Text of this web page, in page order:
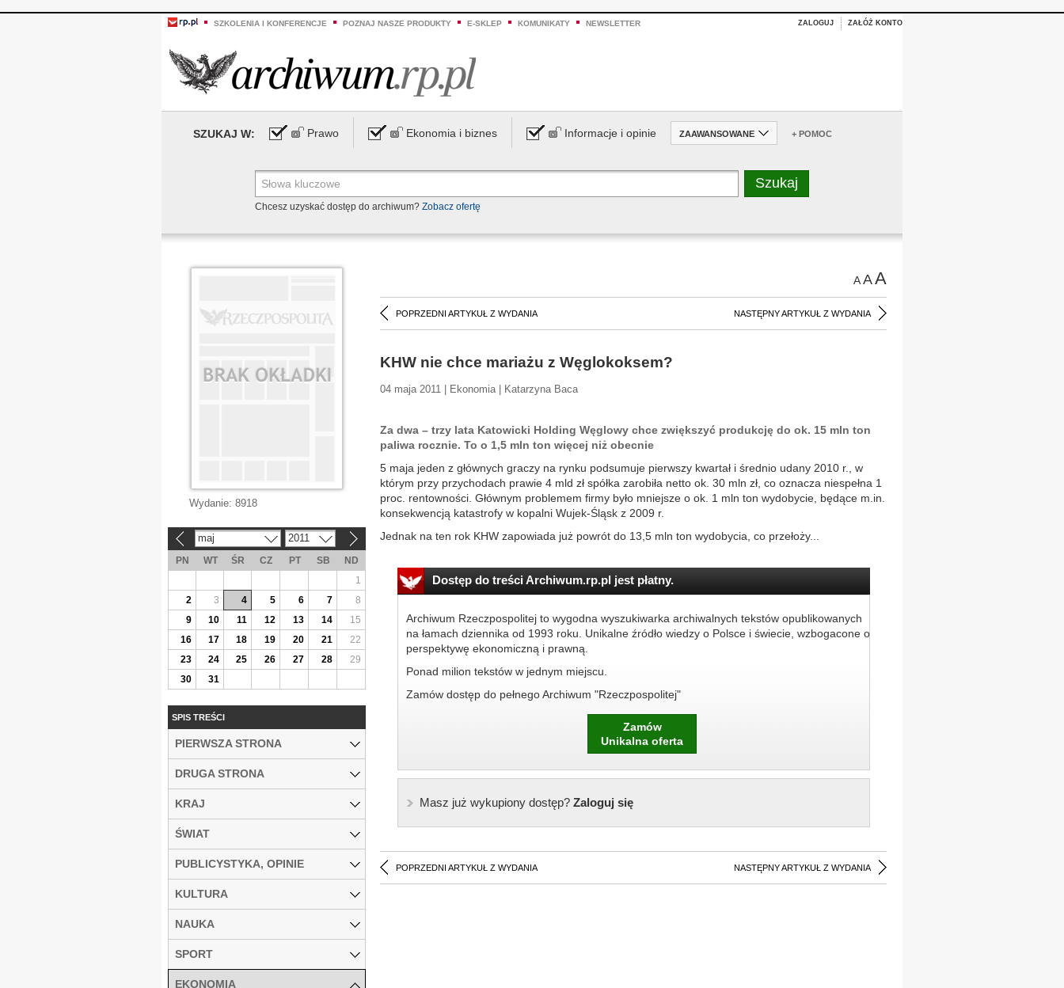
SZKOLENIA I KONFERENCJE POZNAJ NASZE PRODUKTY E-SKLEP KOMUNIKATY NEWSLETTER ZALOGUJ ZAŁÓŻ KONTO
SZUKAJ W: Prawo Ekonomia i biznes Informacje i opinie ZAAWANSOWANE + POMOC
Chcesz uzyskać dostęp do archiwum? Zobacz ofertę
AAA
POPRZEDNI ARTYKUŁ Z WYDANIA NASTĘPNY ARTYKUŁ Z WYDANIA
KHW nie chce mariażu z Węglokoksem?
04 maja 2011 | Ekonomia | Katarzyna Baca
Za dwa – trzy lata Katowicki Holding Węglowy chce zwiększyć produkcję do ok. 15 mln ton
paliwa rocznie. To o 1,5 mln ton więcej niż obecnie
5 maja jeden z głównych graczy na rynku podsumuje pierwszy kwartał i średnio udany 2010 r., w
którym przy przychodach prawie 4 mld zł spółka zarobiła netto ok. 30 mln zł, co oznacza niespełna 1
proc. rentowności. Głównym problemem firmy było mniejsze o ok. 1 mln ton wydobycie, będące m.in.
konsekwencją katastrofy w kopalni Wujek-Śląsk z 2009 r.
Jednak na ten rok KHW zapowiada już powrót do 13,5 mln ton wydobycia, co przełoży...
Dostęp do treści Archiwum.rp.pl jest płatny.
Archiwum Rzeczpospolitej to wygodna wyszukiwarka archiwalnych tekstów opublikowanych
na łamach dziennika od 1993 roku. Unikalne źródło wiedzy o Polsce i świecie, wzbogacone o
perspektywę ekonomiczną i prawną.
Ponad milion tekstów w jednym miejscu.
Zamów dostęp do pełnego Archiwum "Rzeczpospolitej"
Zamów
Unikalna oferta
Masz już wykupiony dostęp?Zaloguj się
POPRZEDNI ARTYKUŁ Z WYDANIA NASTĘPNY ARTYKUŁ Z WYDANIA
Wydanie: 8918
maj 2011
PN WT ŚR CZ PT SB
ND
1
2
3 4 5 6 7
8
9
10 11 12 13 14
15
16
17 18 19 20 21
22
23
24 25 26 27 28
29
30
31
SPIS TREŚCI
PIERWSZA STRONA
DRUGA STRONA
KRAJ
ŚWIAT
PUBLICYSTYKA, OPINIE
KULTURA
NAUKA
SPORT
EKONOMIA